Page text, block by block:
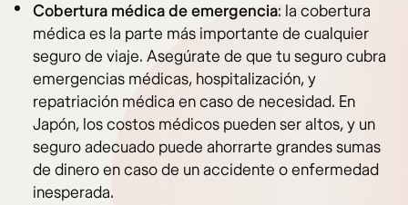
Cobertura médica de emergencia: la cobertura
médica es la parte más importante de cualquier
seguro de viaje. Asegúrate de que tu seguro cubra
emergencias médicas, hospitalización, y
repatriación médica en caso de necesidad. En
Japón, los costos médicos pueden ser altos, y un
seguro adecuado puede ahorrarte grandes sumas
de dinero en caso de un accidente o enfermedad
inesperada.